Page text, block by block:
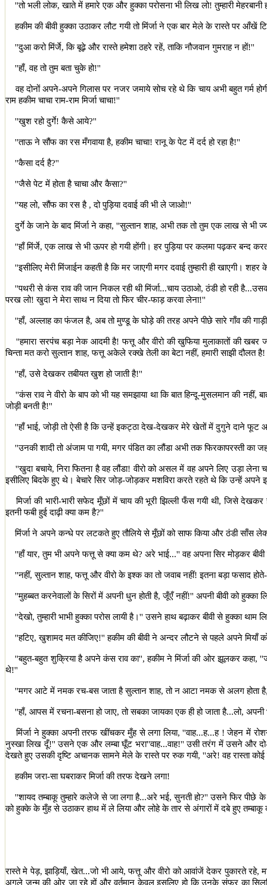
''तो भली लोक,खाते में हमारे एक और हुक्का परोसना भी लिख लो! तुम्हारी
हकीम की बीवी हुक्का उठाकर लौट गयी तो मिंर्जा ने एक बार मेले के रास्ते पर आँखें
''दुआ करो मिंर्जे,कि बूढ़े और रास्ते हमेशा ठहरे रहें,ताकि नौजवान गुमराह न हों!''
''हाँ,वह तो तुम बता चुके हो!''
वह दोनों अपने-अपने गिलास पर नजर जमाये सोच रहे थे कि चाय अभी बहुत गर्म
राम हकीम चाचा राम-राम मिर्जा चाचा!''
''खुश रहो दुर्गे! कैसे आये?''
''ताऊ ने सौंफ का रस मँगवाया है,हकीम चाचा! रानू के पेट में दर्द हो रहा है!''
''कैसा दर्द है?''
''जैसे पेट में होता है चाचा और कैसा?''
''यह लो,सौंफ का रस है , दो पुड़िया दवाई की भी ले जाओ!''
दुर्गे के जाने के बाद मिंर्जा ने कहा, ''सुल्तान शाह, अभी तक तो तुम एक लाख से भी
''हाँ मिंर्जे,एक लाख से भी ऊपर हो गयी होंगी। हर पुड़िया पर कलमा पढ़कर बन्द
''इसीलिए मेरी मिंजाईन कहती है कि मर जाएगी मगर दवाई तुम्हारी ही खाएगी।
''पथरी से कंस राव की जान निकल रही थी मिंर्जा...चाय उठाओ,ठंडी हो रही
परख लो! खुदा ने मेरा साथ न दिया तो फिर चीर-फाड़ करवा लेना!''
''हाँ, अल्लाह का फंजल है, अब तो मुण्डू के घोड़े की तरह अपने पीछे सारे गाँव की
''हमारा सरपंच बड़ा नेक आदमी है! फत्तू और वीरो की खुफिया मुलाकातों की
चिन्ता मत करो सुल्तान शाह,फत्तू अकेले रक्खे तेली का बेटा नहीं,हमारी साझी दौलत
''हाँ,उसे देखकर तबीयत खुश हो जाती है!''
''कंस राव ने वीरो के बाप को भी यह समझाया था कि बात हिन्दू-मुसलमान की नहीं,
जोड़ी बनती है!''
''हाँ भाई,जोड़ी तो ऐसी है कि उन्हें इकट्ठा देख-देखकर मेरे खेतों में दुगुने दाने फूट
''उनकी शादी तो अंजाम पा गयी,मगर पंडित का लौंडा अभी तक फिरकापरस्ती का
''खुदा बचाये,निरा फितना है वह लौंडा! वीरो को असल में वह अपने लिए उड़ा लेना
इसीलिए बिदके हुए थे। बेचारे सिर जोड़-जोड़कर मशविरा करते रहते थे कि उन्हें अपने
मिर्जा की भारी-भारी सफेद मूँछों में चाय की भूरी झिल्ली फँस गयी थी,जिसे देखकर
इतनी फबी हुई दाढ़ी क्या कम है?''
मिंर्जा ने अपने कन्धे पर लटकते हुए तौलिये से मूँछों को साफ किया और ठंडी साँस
''हाँ यार,तुम भी अपने फत्तू से क्या कम थे? अरे भाई...''वह अपना सिर मोड़कर
''नहीं,सुल्तान शाह,फत्तू और वीरो के इश्क का तो जवाब नहीं! इतना बड़ा फसाद होते-
''मुहब्बत करनेवालों के सिरों में अपनी धुन होती है,जूँएँ नहीं!'' अपनी बीवी को
''देखो,तुम्हारी भाभी हुक्का परोस लायी है।''उसने हाथ बढ़ाकर बीवी से हुक्का थाम
''हटिए,खुशामद मत कीजिए!''हकीम की बीवी ने अन्दर लौटने से पहले अपने मियाँ
''बहुत-बहुत शुक्रिया है अपने कंस राव का'',हकीम ने मिंर्जा की ओर झूलकर कहा, ''
थे!''
''मगर आटे में नमक रच-बस जाता है सुल्तान शाह,तो न आटा नमक से अलग होता है
''हाँ, आपस में रचना-बसना हो जाए,तो सबका जायका एक ही हो जाता है...लो, अपनी
मिंर्जा ने हुक्का अपनी तरफ खींचकर मुँह से लगा लिया, ''वाह...ह...ह ! जेहन में
नुस्खा लिख दूँ!''उसने एक और लम्बा घूँट भरा''वाह...वाह!''उसी तरंग में उसने और
देखते हुए उसकी दृष्टि अचानक सामने मेले के रास्ते पर रुक गयी, ''अरे! वह रास्ता
हकीम जरा-सा घबराकर मिर्जा की तरफ देखने लगा!
''शायद तम्बाकू तुम्हारे कलेजे से जा लगा है...अरे भई,सुनती हो?''उसने फिर पीछे के
को हुक्के के मुँह से उठाकर हाथ में ले लिया और लोहे के तार से अंगारों में दबे हुए
रास्ते मे पेड़,झाड़ियाँ,खेत...जो भी आये,फत्तू और वीरो को आवांजें देकर पुकारते रहे,
अगले जन्म की ओर जा रहे हों और वर्तमान केवल इसलिए हो कि उनके संफर का